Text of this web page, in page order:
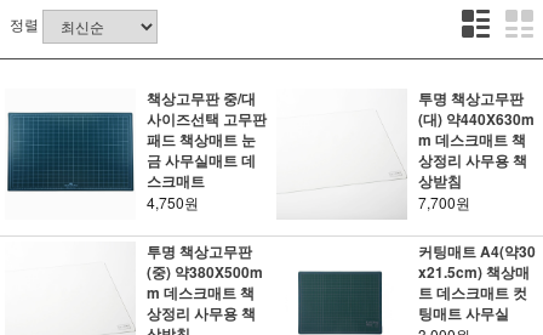
정렬
책상고무판 중/대
사이즈선택 고무판
패드 책상매트 눈
금 사무실매트 데
스크매트
4,750원
투명 책상고무판
(대) 약440X630m
m 데스크매트 책
상정리 사무용 책
상받침
7,700원
투명 책상고무판
(중) 약380X500m
m 데스크매트 책
상정리 사무용 책
커팅매트 A4(약30
x21.5cm) 책상매
트 데스크매트 컷
팅매트 사무실